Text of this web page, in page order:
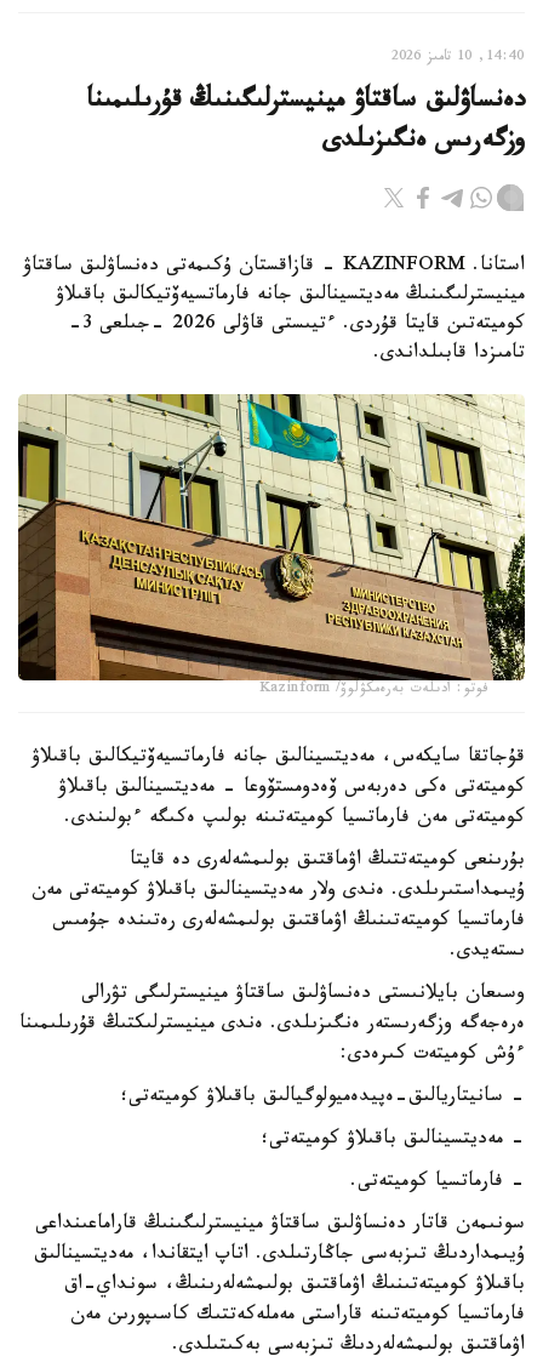
14:40, 10 تامىز 2026
دەنساۋلىق ساقتاۋ مينيسترلىگىنىڭ قۇرىلىمىنا
وزگەرىس ەنگىزىلدى
استانا. KAZINFORM - قازاقستان ۇكىمەتى دەنساۋلىق ساقتاۋ
مينيسترلىگىنىڭ مەديتسينالىق جانە فارماتسيەۆتيكالىق باقىلاۋ
كوميتەتىن قايتا قۇردى. ءتيىستى قاۋلى 2026 -جىلعى 3-
تامىزدا قابىلداندى.
فوتو: ادىلەت بەرەمكۋلوۆ/ Kazinform
قۇجاتقا سايكەس، مەديتسينالىق جانە فارماتسيەۆتيكالىق باقىلاۋ
كوميتەتى ەكى دەربەس ۆەدومستۆوعا - مەديتسينالىق باقىلاۋ
كوميتەتى مەن فارماتسيا كوميتەتىنە بولىپ ەكىگە ءبولىندى.
بۇرىنعى كوميتەتتىڭ اۋماقتىق بولىمشەلەرى دە قايتا
ۇيىمداستىرىلدى. ەندى ولار مەديتسينالىق باقىلاۋ كوميتەتى مەن
فارماتسيا كوميتەتىنىڭ اۋماقتىق بولىمشەلەرى رەتىندە جۇمىس
ىستەيدى.
وسىعان بايلانىستى دەنساۋلىق ساقتاۋ مينيسترلىگى تۋرالى
ەرەجەگە وزگەرىستەر ەنگىزىلدى. ەندى مينيسترلىكتىڭ قۇرىلىمىنا
ءۇش كوميتەت كىرەدى:
- سانيتاريالىق-ەپيدەميولوگيالىق باقىلاۋ كوميتەتى؛
- مەديتسينالىق باقىلاۋ كوميتەتى؛
- فارماتسيا كوميتەتى.
سونىمەن قاتار دەنساۋلىق ساقتاۋ مينيسترلىگىنىڭ قاراماعىنداعى
ۇيىمداردىڭ تىزبەسى جاڭارتىلدى. اتاپ ايتقاندا، مەديتسينالىق
باقىلاۋ كوميتەتىنىڭ اۋماقتىق بولىمشەلەرىنىڭ، سونداي-اق
فارماتسيا كوميتەتىنە قاراستى مەملەكەتتىك كاسىپورىن مەن
اۋماقتىق بولىمشەلەردىڭ تىزبەسى بەكىتىلدى.